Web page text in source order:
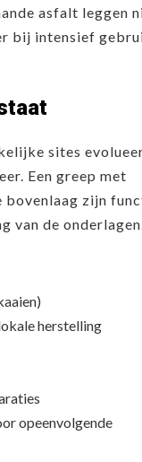
asfalt leggen
bij intensief
sites
Een greep met
bovenlaag zijn
van de
herstelling
opeenvolgende